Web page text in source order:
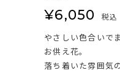
¥6,050 税込
やさしい色合いで
お供え花。
落ち着いた雰囲気